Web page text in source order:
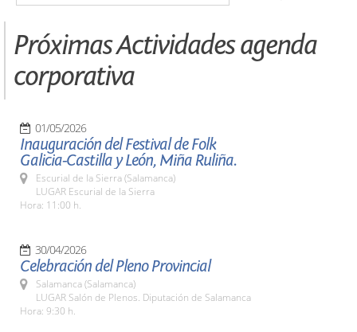
Próximas Actividades agenda
corporativa
01/05/2026
Inauguración del Festival de Folk
Galicia-Castilla y León, Miña Ruliña.
Escurial de la Sierra (Salamanca)
LUGAR Escurial de la Sierra
Hora: 11:00 h.
30/04/2026
Celebración del Pleno Provincial
Salamanca (Salamanca)
LUGAR Salón de Plenos. Diputación de Salamanca
Hora: 9:30 h.